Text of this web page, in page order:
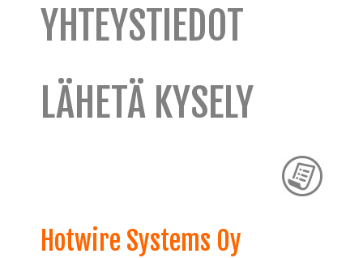
YHTEYSTIEDOT
LÄHETÄ KYSELY
Hotwire Systems Oy